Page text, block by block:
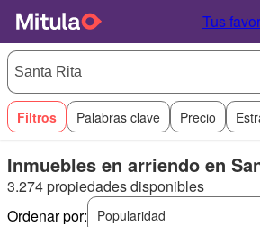
Tus
Filtros Palabras clave Precio
Inmuebles en arriendo en
3.274 propiedades disponibles
Ordenar por:
Popularidad